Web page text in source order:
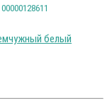
00000128611